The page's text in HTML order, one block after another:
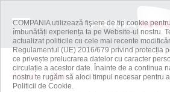
Acasă Știri România, lovită de
COMPANIA utilizează fişiere de tip cookie
îmbunătăți experiența ta pe Website-ul nostru.
actualizat politicile cu cele mai recente
Regulamentul (UE) 2016/679 privind protecția
ce privește prelucrarea datelor cu caracter
circulație a acestor date. Înainte de a continua
nostru te rugăm să aloci timpul necesar pentru
Politicii de Cookie.